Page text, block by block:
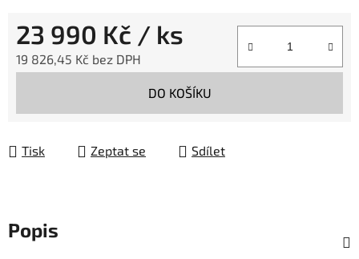
23 990 Kč / ks
19 826,45 Kč bez DPH
DO KOŠÍKU
Tisk Zeptat se Sdílet
Popis